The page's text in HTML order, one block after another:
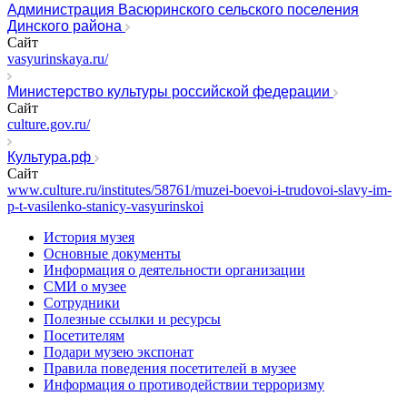
Администрация Васюринского сельского поселения
Динского района
Сайт
vasyurinskaya.ru/
Министерство культуры российской федерации
Сайт
culture.gov.ru/
Культура.рф
Сайт
www.culture.ru/institutes/58761/muzei-boevoi-i-trudovoi-slavy-im-
p-t-vasilenko-stanicy-vasyurinskoi
История музея
Основные документы
Информация о деятельности организации
СМИ о музее
Сотрудники
Полезные ссылки и ресурсы
Посетителям
Подари музею экспонат
Правила поведения посетителей в музее
Информация о противодействии терроризму